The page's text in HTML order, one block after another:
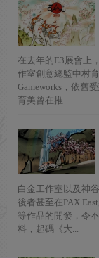
在去年的E3展會上
作室創意總監中村
Gameworks，依舊
育美曾在推...
白金工作室以及神
後者甚至在PAX
等作品的開發，令
料，起碼《大...